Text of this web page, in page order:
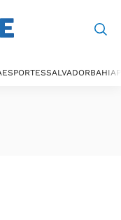
ESPORTESSALVADORBAHIA